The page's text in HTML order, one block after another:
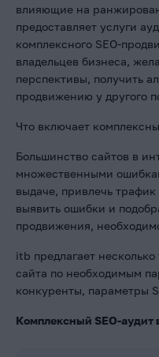
влияющие на
предоставляет услуги
комплексного SEO-
владельцев бизнеса,
перспективы, получить
продвижению у другого
Что включает
Большинство сайтов в
множественными
выдаче, привлечь
выявить ошибки и
продвижения,
itb предлагает
сайта по необходимым
конкуренты, параметры
Комплексный SEO-аудит